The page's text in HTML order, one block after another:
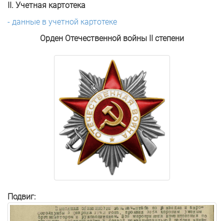
II. Учетная картотека
- данные в учетной картотеке
Орден Отечественной войны II степени
Подвиг: